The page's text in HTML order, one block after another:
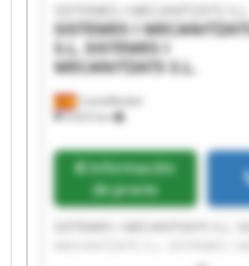
Castellbisbal
9,423 km
SISTEMES I MECANITZATS S.L.
SISTEMES I
S.L. SISTEMES I
MECANITZATS S.L.
Información
de precio